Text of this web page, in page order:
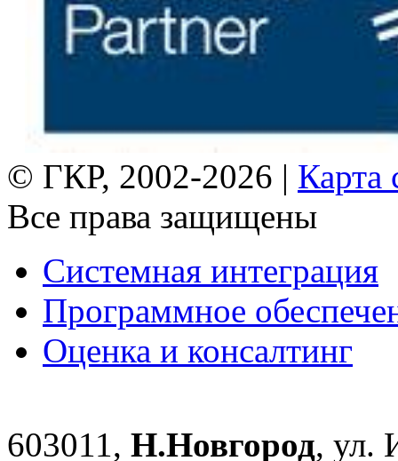
© ГКР, 2002-2026 | Карта
Все права защищены
Системная интеграция
Программное
Оценка и консалтинг
603011, Н.Новгород, ул.